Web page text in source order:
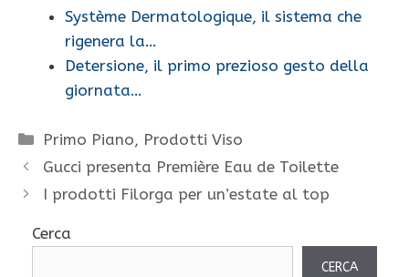
Système Dermatologique, il sistema che
rigenera la…
Detersione, il primo prezioso gesto della
giornata…
Categorie
Primo Piano, Prodotti Viso
Gucci presenta Première Eau de Toilette
I prodotti Filorga per un’estate al top
Cerca
CERCA